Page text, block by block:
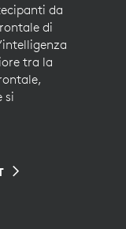
da
di
tra la
si